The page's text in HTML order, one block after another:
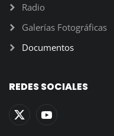
Radio
Galerías Fotográficas
Documentos
REDES SOCIALES